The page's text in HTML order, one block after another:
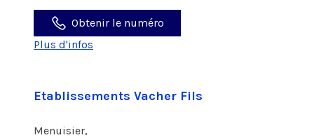
Obtenir le numéro
Plus d'infos
Etablissements Vacher Fils
Menuisier,